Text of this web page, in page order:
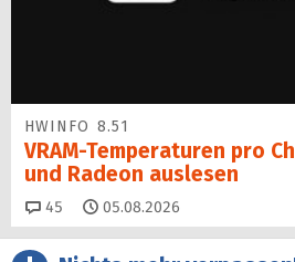
HWINFO 8.51
VRAM-Temperaturen pro
und Radeon auslesen
45 Kommentare
05.08.2026